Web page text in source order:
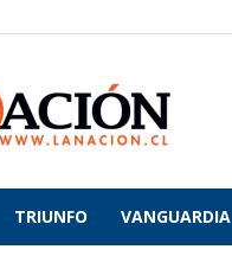
La
TRIUNFO VANGUARDIA